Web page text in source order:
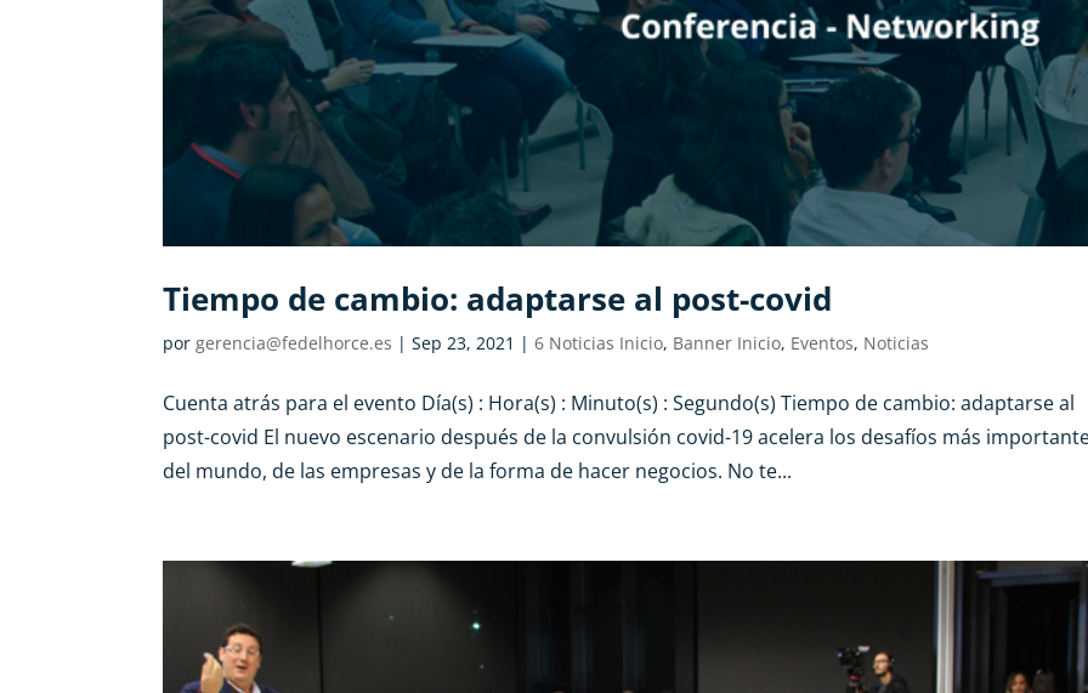
Tiempo de cambio: adaptarse al post-covid
porgerencia@fedelhorce.es |Sep 23, 2021 |6 Noticias Inicio, Banner Inicio, Eventos, Noticias
Cuenta atrás para el evento Día(s) : Hora(s) : Minuto(s) : Segundo(s) Tiempo de cambio: adaptarse al
post-covid El nuevo escenario después de la convulsión covid-19 acelera los desafíos más
del mundo, de las empresas y de la forma de hacer negocios. No te...